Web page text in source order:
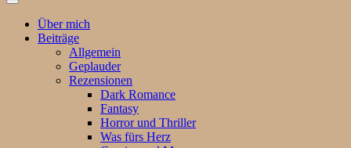
Suchfeld
ein-/ausblenden
Über mich
Beiträge
Allgemein
Geplauder
Rezensionen
Dark Romance
Fantasy
Horror und Thriller
Was fürs Herz